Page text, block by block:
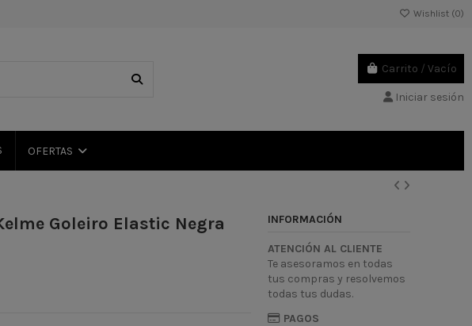
Wishlist (0)
Carrito / Vacío
Iniciar sesión
OFERTAS
Goleiro Elastic Negra INFORMACIÓN
ATENCIÓN AL CLIENTE
Te asesoramos en todas
tus compras y resolvemos
todas tus dudas.
PAGOS